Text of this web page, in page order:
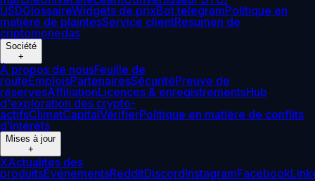
USDGlossaireWidgets de prixBot telegramPolitique en
matière de plaintesService clientResumen de
criptomonedas
Société
+
À propos de nousFeuille de
routeEmploisPartenairesSécuritéPreuve de
réservesAffiliationLicences & enregistrementsHub
d'exploration des crypto-
actifsClimatCapitalVérifierPolitique en matière de conflits
d’intérêts
Mises à jour
+
XActualités des
produitsÉvénementsRedditDiscordInstagramFacebook